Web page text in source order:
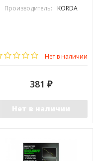
Производитель: KORDA
Нет в наличии
381 ₽
Нет в наличии